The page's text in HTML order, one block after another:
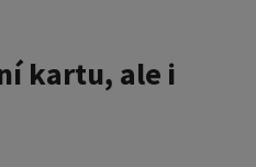
kartu, ale i